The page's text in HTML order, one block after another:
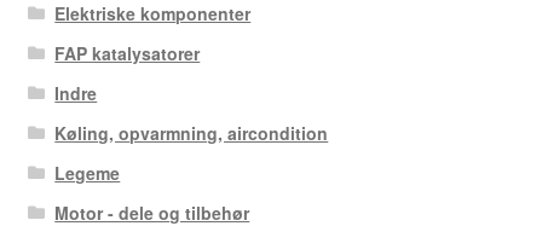
Elektriske komponenter
FAP katalysatorer
Indre
Køling, opvarmning, aircondition
Legeme
Motor - dele og tilbehør